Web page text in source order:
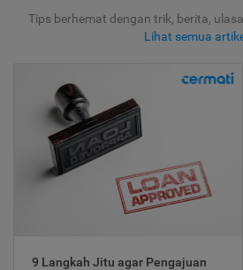
Tips berhemat dengan trik, berita,
Lihat semua
9 Langkah Jitu agar Pengajuan